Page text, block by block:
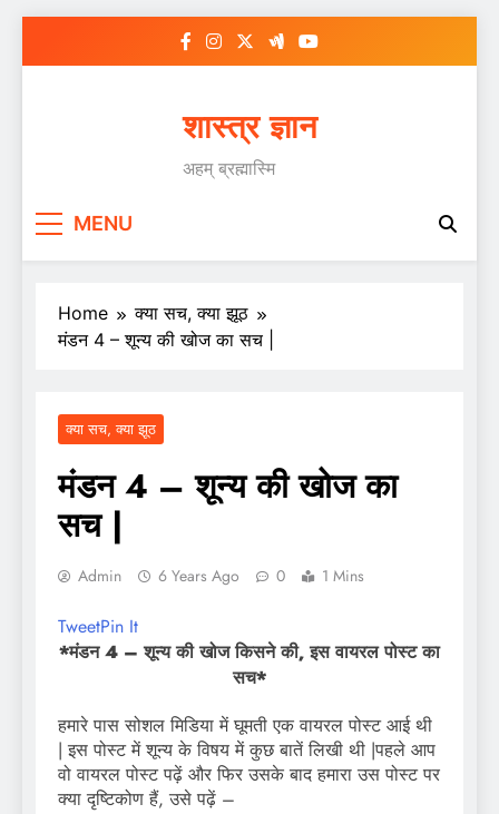
शास्त्र ज्ञान
अहम् ब्रह्मास्मि
MENU
Home
क्या सच, क्या झूठ
मंडन 4 – शून्य की खोज का सच |
क्या सच, क्या झूठ
मंडन 4 – शून्य की खोज का
सच |
Admin 6 Years Ago 0 1 Mins
TweetPin It
*मंडन 4 – शून्य की खोज किसने की, इस वायरल पोस्ट का
सच*
हमारे पास सोशल मिडिया में घूमती एक वायरल पोस्ट आई थी
| इस पोस्ट में शून्य के विषय में कुछ बातें लिखी थी |पहले आप
वो वायरल पोस्ट पढ़ें और फिर उसके बाद हमारा उस पोस्ट पर
क्या दृष्टिकोण हैं, उसे पढ़ें –